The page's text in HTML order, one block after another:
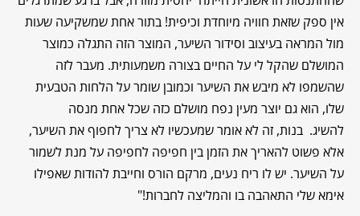
אין ספק שזאת חוויה מיוחדת וכיפית! בתור אחת שמשקיעה שעות
מול המראה בעיצוב וסידור השיער, המוצר הזה התגלה כמוצר
המושלם שהקל לי על החיים בצורה משמעותית. מעבר לזה
שהשמפו לא מיבש את השיער וכמובן שומר על הלחות הטבעית
שלו, הוא גם יוצר מעין נפח מושלם כזה שכל אחת מנסה
להשיג. בנות, זה לא אומר שמעכשיו לא צריך לחפוף את השיער,
אלא פשוט להאריך את הזמן בין חפיפה לחפיפה על מנת לשמור
על השיער. יש לו ריח נעים, מרקם הורס וחייבת להודות שאפילו
אימא שלי התאהבה בו והמליצה לחברות!"